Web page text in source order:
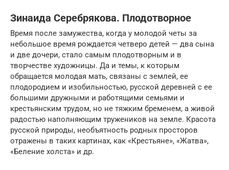
Зинаида Серебрякова. Плодотворное
Время после замужества, когда у молодой четы за
небольшое время рождается четверо детей — два сына
и две дочери, стало самым плодотворным и в
творчестве художницы. Да и темы, к которым
обращается молодая мать, связаны с землей, ее
плодородием и изобильностью, русской деревней с ее
большими дружными и работящими семьями и
крестьянским трудом, но не тяжким бременем, а живой
радостью наполняющим тружеников на земле. Красота
русской природы, необъятность родных просторов
отражены в таких картинах, как «Крестьяне», «Жатва»,
«Беление холста» и др.